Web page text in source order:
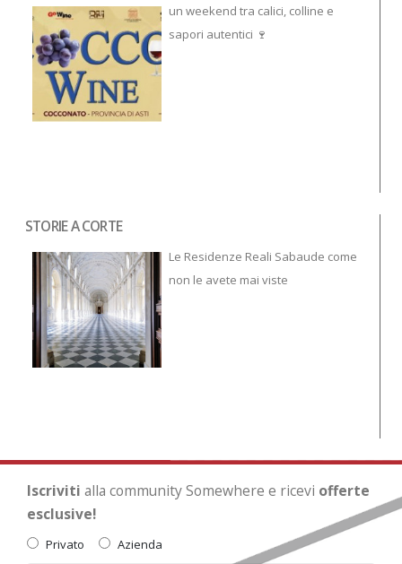
un weekend tra calici, colline e
sapori autentici 🍷
STORIE A CORTE
Le Residenze Reali Sabaude come
non le avete mai viste
Iscriviti alla community Somewhere e ricevi offerte
esclusive!
Privato Azienda